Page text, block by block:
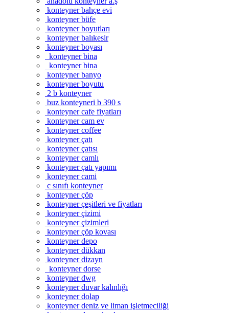
konteyner bahçe evi
konteyner büfe
konteyner boyutları
konteyner balıkesir
konteyner boyası
konteyner bina
konteyner bina
konteyner banyo
konteyner boyutu
2 b konteyner
buz konteyneri b 390 s
konteyner cafe fiyatları
konteyner cam ev
konteyner coffee
konteyner çatı
konteyner çatısı
konteyner camlı
konteyner çatı yapımı
konteyner cami
c sınıfı konteyner
konteyner çöp
konteyner çeşitleri ve fiyatları
konteyner çizimi
konteyner çizimleri
konteyner çöp kovası
konteyner depo
konteyner dükkan
konteyner dizayn
konteyner dorse
konteyner dwg
konteyner duvar kalınlığı
konteyner dolap
konteyner deniz ve liman işletmeciliği